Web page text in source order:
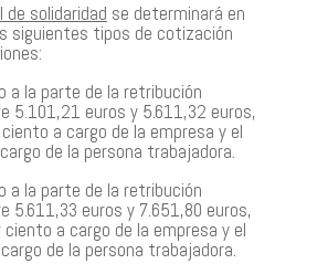
solidaridad se determinará en
siguientes tipos de cotización
a la parte de la retribución
5.101,21 euros y 5.611,32 euros,
a cargo de la empresa y el
de la persona trabajadora.
a la parte de la retribución
5.611,33 euros y 7.651,80 euros,
a cargo de la empresa y el
de la persona trabajadora.